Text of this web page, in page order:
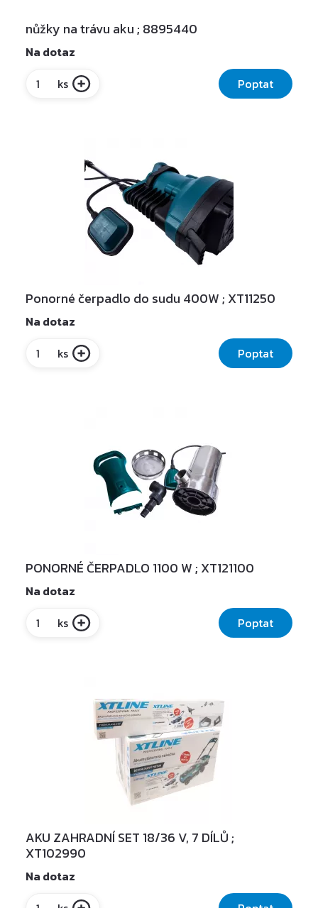
nůžky na trávu aku ; 8895440
Na dotaz
ks
Poptat
Ponorné čerpadlo do sudu 400W ; XT11250
Na dotaz
ks
Poptat
PONORNÉ ČERPADLO 1100 W ; XT121100
Na dotaz
ks
Poptat
AKU ZAHRADNÍ SET 18/36 V, 7 DÍLŮ ;
XT102990
Na dotaz